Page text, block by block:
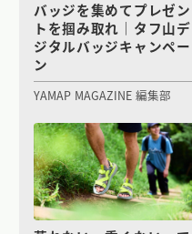
バッジを集めてプレゼン
トを掴み取れ｜タフ山デ
ジタルバッジキャンペー
ン
YAMAP MAGAZINE 編集部